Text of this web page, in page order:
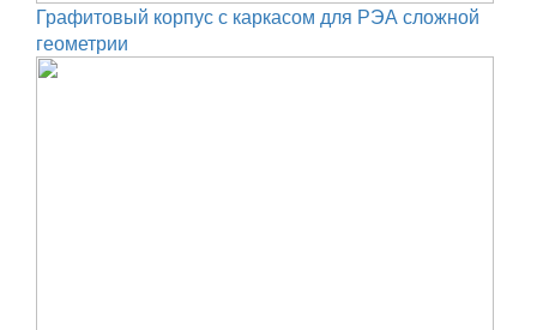
Графитовый корпус с каркасом для РЭА сложной
геометрии